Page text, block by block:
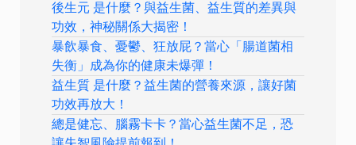
後生元 是什麼？與益生菌、益生質的差異與
功效，神秘關係大揭密！
暴飲暴食、憂鬱、狂放屁？當心「腸道菌相
失衡」成為你的健康未爆彈！
益生質 是什麼？益生菌的營養來源，讓好菌
功效再放大！
總是健忘、腦霧卡卡？當心益生菌不足，恐